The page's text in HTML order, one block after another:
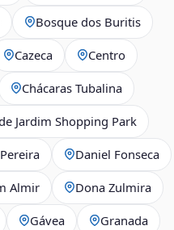
Bosque dos Buritis
Cazeca Centro
Chácaras Tubalina
Jardim Shopping Park
Daniel Fonseca
Almir Dona Zulmira
Gávea Granada